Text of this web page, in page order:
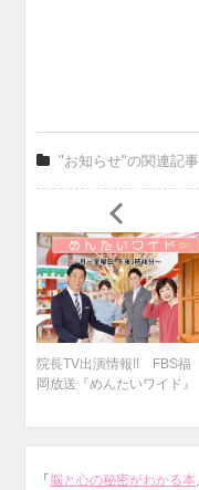
"お知らせ"の関連記事
院長TV出演情報!! FBS福
岡放送『めんたいワイド』
「 脳と心の秘密がわかる本